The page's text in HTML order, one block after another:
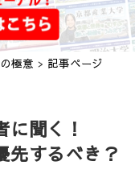
極意 > 記事ページ
聞く！
先するべき？